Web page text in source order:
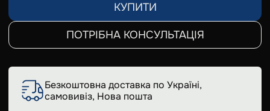
КУПИТИ
ПОТРІБНА КОНСУЛЬТАЦІЯ
Безкоштовна доставка по Україні,
самовивіз, Нова пошта